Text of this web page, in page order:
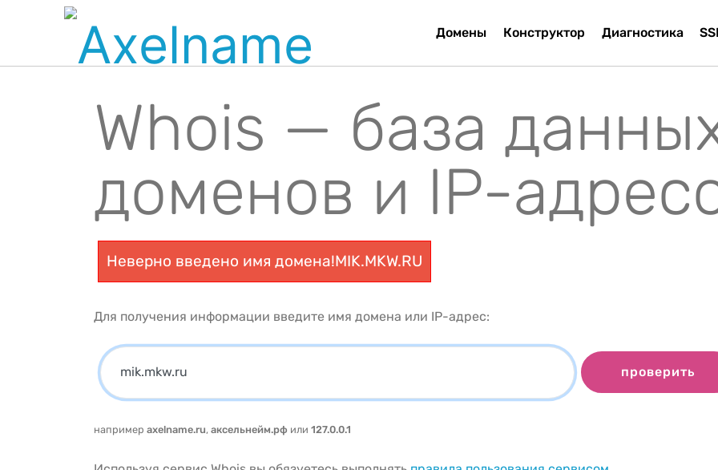
Домены Конструктор Диагностика
Whois — база
доменов и IP-
Неверно введено имя домена!MIK.MKW.RU
Для получения информации введите имя домена или IP-адрес:
проверить
например axelname.ru, аксельнейм.рф или 127.0.0.1